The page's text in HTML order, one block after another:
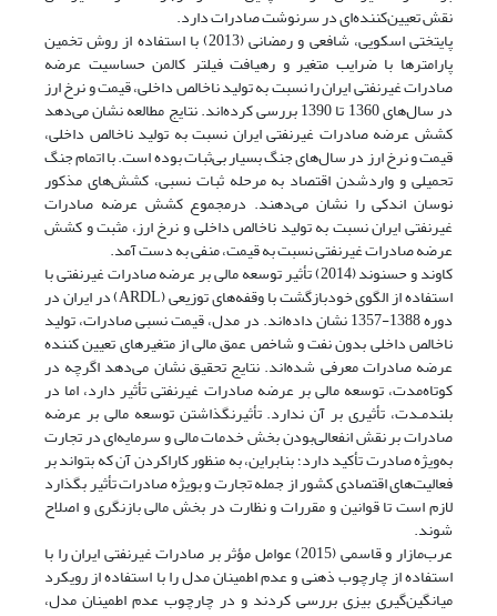
نقش تعیین‌کننده‌ای در سرنوشت صادرات دارد.
پایتختی اسکویی، شافعی و رمضانی (2013) با استفاده از روش تخمین
پارامترها با ضرایب متغیر و رهیافت فیلتر کالمن حساسیت عرضه
صادرات غیرنفتی ایران را نسبت به تولید ناخالص داخلی، قیمت و نرخ ارز
در سال‌های 1360 تا 1390 بررسی ‌‌کرده‌اند. نتایج مطالعه نشان می‌دهد
کشش عرضه صادرات غیرنفتی ایران نسبت به تولید ناخالص داخلی،
قیمت و نرخ ارز در سال‌های جنگ بسیار بی‌ثبات بوده است. با اتمام جنگ
تحمیلی و وارد‌شدن اقتصاد به مرحله ثبات نسبی، کشش‌های مذکور
نوسان اندکی را نشان می‌دهند. درمجموع کشش عرضه صادرات
غیرنفتی ایران نسبت به تولید ناخالص داخلی و نرخ ارز، مثبت و کشش
عرضه صادرات غیرنفتی نسبت به قیمت، منفی به دست آمد.
کاوند و حسنوند (2014) تأثیر توسعه مالی بر عرضه صادرات غیرنفتی با
استفاده از الگوی خودبازگشت با وقفه‌های توزیعی (ARDL) در ایران در
دوره 1388-1357 نشان داده‌اند. در مدل، قیمت نسبی صادرات، تولید
ناخالص داخلی بدون نفت و شاخص عمق مالی از متغیرهای تعیین کننده
عرضه صادرات معرفی شده‌اند. نتایج تحقیق نشان می‌دهد اگرچه در
کوتاه‌مدت، توسعه مالی بر عرضه صادرات غیرنفتی تأثیر دارد، اما در
بلندمـدت، تأثیری بر آن ندارد. تأثیرنگذاشتن توسعه مالی بر عرضه
صادرات بر نقش انفعالی‌بودن بخش خدمات مالی و سرمایه‌ای در تجارت
به‌ویژه صادرت تأکید دارد؛ بنابراین، به منظور کارا‌کردن آن که بتواند بر
فعالیت‌های اقتصادی کشور از جمله تجارت و بویژه صادرات تأثیر بگذارد
لازم است تا قوانین و مقررات و نظارت در بخش مالی بازنگری و اصلاح
شوند.
عرب‌مازار و قاسمی (2015) عوامل مؤثر بر صادرات غیرنفتی ایران را با
استفاده از چارچوب ذهنی و عدم اطمینان مدل را با استفاده از رویکرد
میانگین‌گیری بیزی بررسی کردند و در چارچوب عدم اطمینان مدل،